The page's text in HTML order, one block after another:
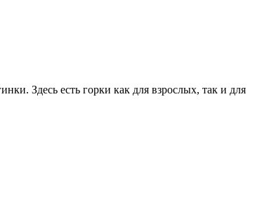
Здесь есть горки как для взрослых, так и для